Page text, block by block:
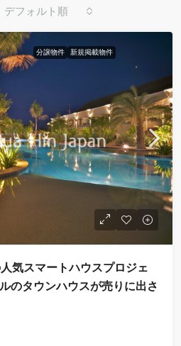
デフォルト順
分譲物件 新規掲載物件
気スマートハウスプロジェ
のタウンハウスが売りに出さ